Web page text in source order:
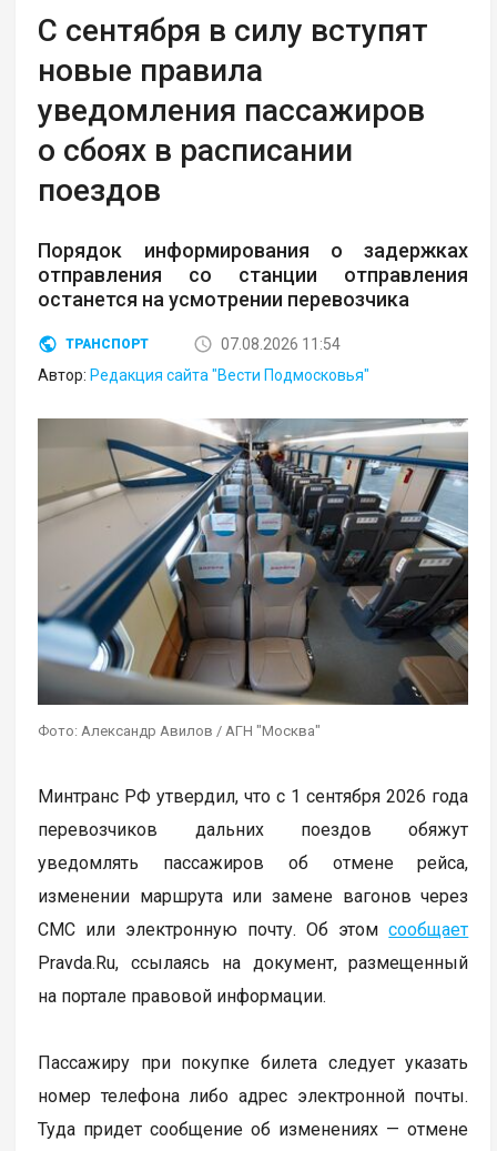
С сентября в силу вступят
новые правила
уведомления пассажиров
о сбоях в расписании
поездов
Порядок информирования о задержках
отправления со станции отправления
останется на усмотрении перевозчика
ТРАНСПОРТ
07.08.2026 11:54
Автор: Редакция сайта "Вести Подмосковья"
Фото: Александр Авилов / АГН "Москва"
Минтранс РФ утвердил, что с 1 сентября 2026 года
перевозчиков дальних поездов обяжут
уведомлять пассажиров об отмене рейса,
изменении маршрута или замене вагонов через
СМС или электронную почту. Об этомсообщает
Pravda.Ru, ссылаясь на документ, размещенный
на портале правовой информации.
Пассажиру при покупке билета следует указать
номер телефона либо адрес электронной почты.
Туда придет сообщение об изменениях — отмене